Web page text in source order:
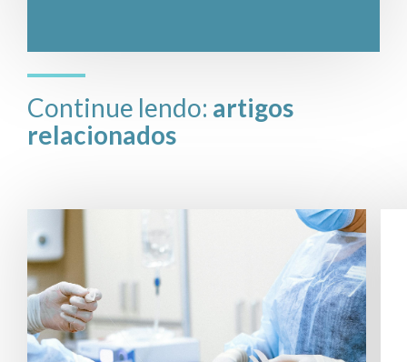
Continue lendo: artigos
relacionados